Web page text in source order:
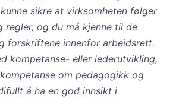
sikre at virksomheten følger
regler, og du må kjenne til de
forskriftene innenfor arbeidsrett.
kompetanse- eller lederutvikling,
om pedagogikk og
å ha en god innsikt i